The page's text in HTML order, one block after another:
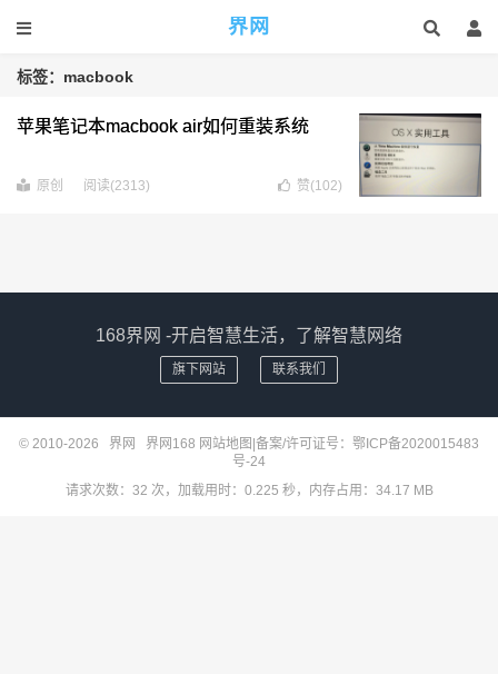
界网
标签：macbook
苹果笔记本macbook air如何重装系统
原创 阅读(2313) 赞(102)
168界网 -开启智慧生活，了解智慧网络
旗下网站 联系我们
© 2010-2026 界网 界网168 网站地图 |备案/许可证号： 鄂ICP备2020015483
号-24
请求次数：32 次，加载用时：0.225 秒，内存占用：34.17 MB